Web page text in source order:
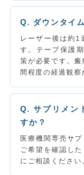
Q. ダウンタイ
レーザー後は約1
す。テープ保護
策が必要です。
間程度の経過観察
Q. サプリメン
すか？
医療機関専売サ
ご希望を確認し
にご相談ください